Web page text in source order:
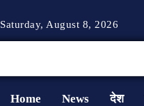
Saturday, August 8, 2026
Home News देश